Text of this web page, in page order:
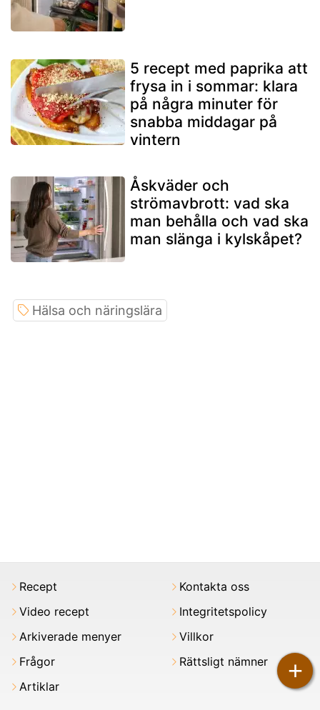
5 recept med paprika att
frysa in i sommar: klara
på några minuter för
snabba middagar på
vintern
Åskväder och
strömavbrott: vad ska
man behålla och vad ska
man slänga i kylskåpet?
+
Hälsa och näringslära
Recept
Video recept
Arkiverade menyer
Frågor
Artiklar
Kontakta oss
Integritetspolicy
Villkor
Rättsligt nämner